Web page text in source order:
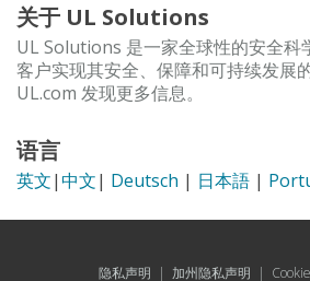
关于 UL Solutions
UL Solutions 是一家全球性的安全科
客户实现其安全、保障和可持续发展
UL.com 发现更多信息。
语言
英文|中文| Deutsch | 日本語 |
隐私声明 | 加州隐私声明 |